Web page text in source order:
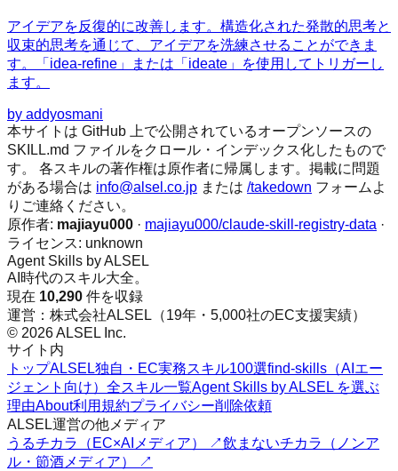
アイデアを反復的に改善します。構造化された発散的思考と
収束的思考を通じて、アイデアを洗練させることができま
す。「idea-refine」または「ideate」を使用してトリガーし
ます。
by addyosmani
本サイトは GitHub 上で公開されているオープンソースの
SKILL.md ファイルをクロール・インデックス化したもので
す。 各スキルの著作権は原作者に帰属します。掲載に問題
がある場合は info@alsel.co.jp または /takedown フォームよ
りご連絡ください。
原作者: majiayu000 · majiayu000/claude-skill-registry-data ·
ライセンス: unknown
Agent Skills by ALSEL
AI時代のスキル大全。
現在 10,290 件を収録
運営：株式会社ALSEL（19年・5,000社のEC支援実績）
© 2026 ALSEL Inc.
サイト内
トップALSEL独自・EC実務スキル100選find-skills（AIエー
ジェント向け） 全スキル一覧Agent Skills by ALSEL を選ぶ
理由About利用規約プライバシー削除依頼
ALSEL運営の他メディア
うるチカラ（EC×AIメディア） ↗飲まないチカラ（ノンア
ル・節酒メディア） ↗